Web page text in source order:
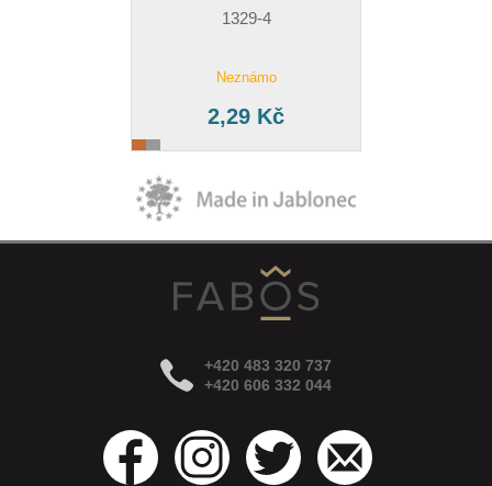
1329-4
Neznámo
2,29 Kč
+420 483 320 737
+420 606 332 044